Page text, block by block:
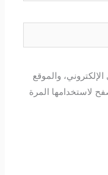
والموقع
المرة